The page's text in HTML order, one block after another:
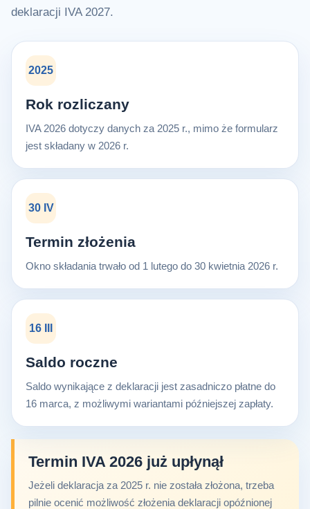
deklaracji IVA 2027.
2025
Rok rozliczany
IVA 2026 dotyczy danych za 2025 r., mimo że formularz
jest składany w 2026 r.
30 IV
Termin złożenia
Okno składania trwało od 1 lutego do 30 kwietnia 2026 r.
16 III
Saldo roczne
Saldo wynikające z deklaracji jest zasadniczo płatne do
16 marca, z możliwymi wariantami późniejszej zapłaty.
Termin IVA 2026 już upłynął
Jeżeli deklaracja za 2025 r. nie została złożona, trzeba
pilnie ocenić możliwość złożenia deklaracji opóźnionej